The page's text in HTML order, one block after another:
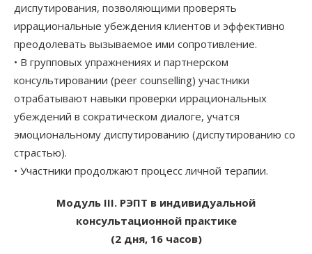
диспутирования, позволяющими проверять
иррациональные убеждения клиентов и эффективно
преодолевать вызываемое ими сопротивление.
• В групповых упражнениях и партнерском
консультировании (peer counselling) участники
отрабатывают навыки проверки иррациональных
убеждений в сократическом диалоге, учатся
эмоциональному диспутированию (диспутированию со
страстью).
• Участники продолжают процесс личной терапии.
Модуль III. РЭПТ в индивидуальной
консультационной практике
(2 дня, 16 часов)